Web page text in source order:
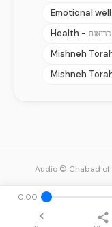
Emotional
Health - בריאות
Mishneh
Mishneh
0:00
Audio © Chabad of